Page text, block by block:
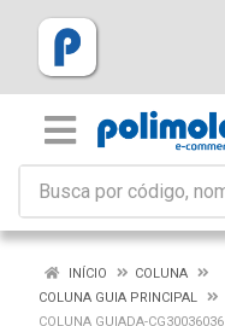
INÍCIO
COLUNA
COLUNA GUIA PRINCIPAL
COLUNA GUIADA-CG30036036